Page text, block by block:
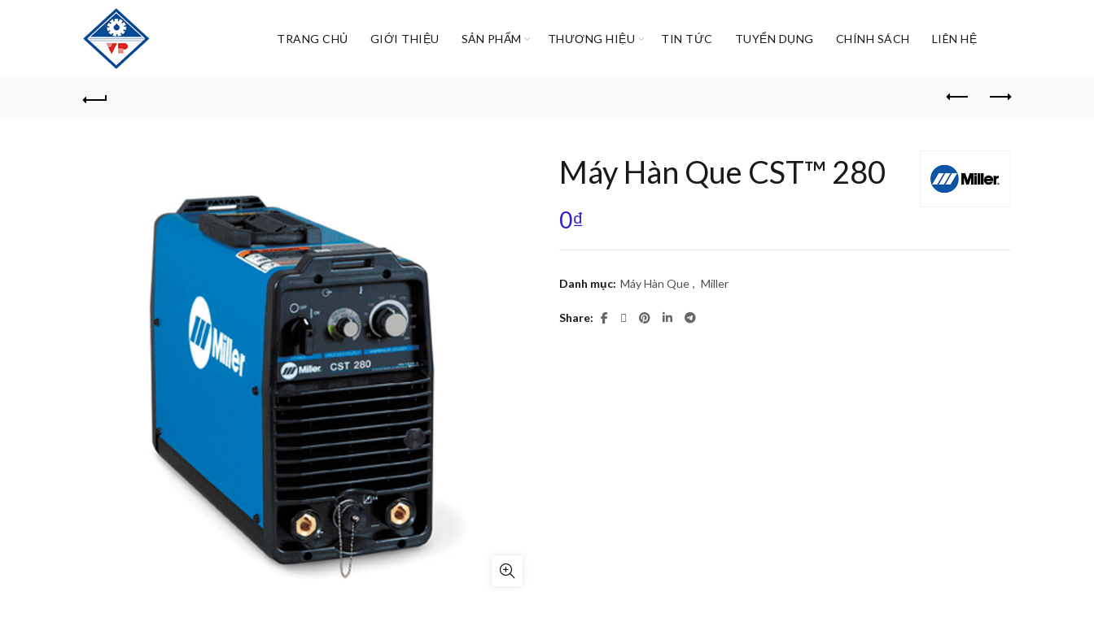
TRANG CHỦ GIỚI THIỆU SẢN PHẨM THƯƠNG HIỆU TIN TỨC TUYỂN DỤNG CHÍNH SÁCH LIÊN HỆ
Máy Hàn Que CST™ 280
0₫
Danh mục: Máy Hàn Que , Miller
Share